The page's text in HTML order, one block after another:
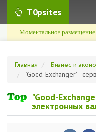
T0psites
Моментальное
Главная
Бизнес и
"Good-Exchanger" -
"Good-
электронных